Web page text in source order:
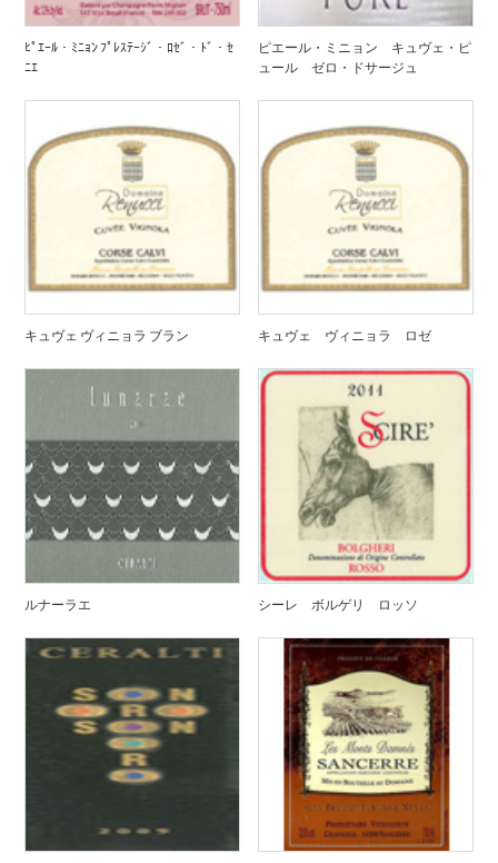
ﾋﾟｴｰﾙ・ﾐﾆｮﾝ ﾌﾟﾚｽﾃｰｼﾞ・ﾛｾﾞ・ﾄﾞ・ｾ
ﾆｴ
ピエール・ミニョン キュヴェ・ピ
ュール ゼロ・ドサージュ
キュヴェ ヴィニョラ ブラン キュヴェ ヴィニョラ ロゼ
ルナーラエ シーレ ボルゲリ ロッソ